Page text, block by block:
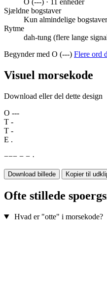
O (---) · 11 enheder
Sjældne bogstaver
Kun almindelige bogstaver
Rytme
dah-tung (flere lange
Begynder med O (---) Flere ord
Visuel morsekode
Download eller del dette design
O ---
T -
T -
E .
−−− − − ·
Download billede Kopier til
Ofte stillede
Hvad er "otte" i morsekode?